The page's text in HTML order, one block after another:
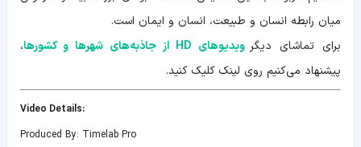
میان رابطه انسان و طبیعت، انسان و ایمان است.
برای تماشای دیگر ویدیوهای HD از جاذبه‌های شهرها و کشورها
،
پیشنهاد می‌کنیم روی لینک کلیک کنید.
:Video Details
Produced By: Timelab Pro